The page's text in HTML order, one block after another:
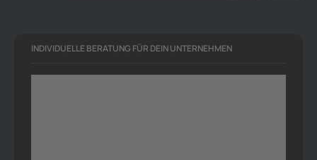
INDIVIDUELLE BERATUNG FÜR DEIN UNTERNEHMEN